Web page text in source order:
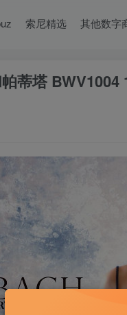
索尼精选 其他数字
蒂塔 BWV1004